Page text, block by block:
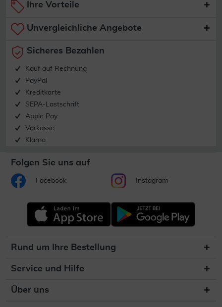
Ihre Vorteile
Unvergleichliche Angebote
Sicheres Bezahlen
Kauf auf Rechnung
PayPal
Kreditkarte
SEPA-Lastschrift
Apple Pay
Vorkasse
Klarna
Folgen Sie uns auf
Facebook Instagram
Rund um Ihre Bestellung
Service und Hilfe
Über uns